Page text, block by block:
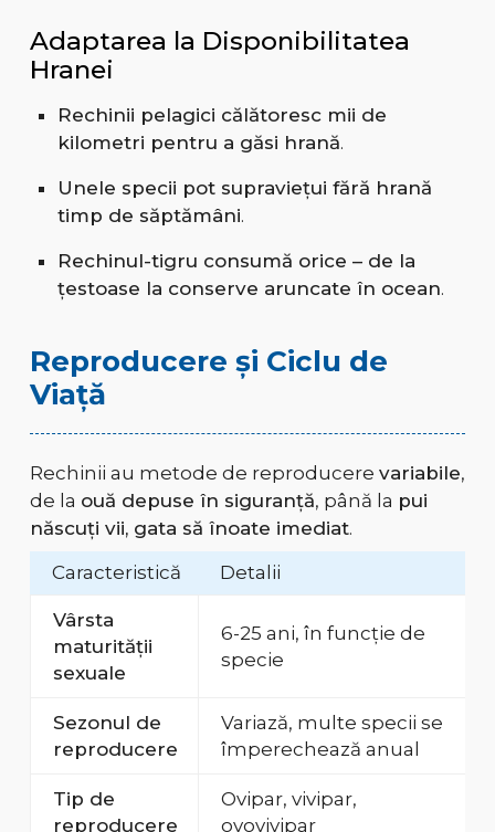
Adaptarea la Disponibilitatea
Hranei
Rechinii pelagici călătoresc mii de
kilometri pentru a găsi hrană.
Unele specii pot supraviețui fără hrană
timp de săptămâni.
Rechinul-tigru consumă orice – de la
țestoase la conserve aruncate în ocean.
Reproducere și Ciclu de
Viață
Rechinii au metode de reproducere variabile,
de la ouă depuse în siguranță, până la pui
născuți vii, gata să înoate imediat.
Caracteristică
Detalii
Vârsta
maturității
sexuale
6-25 ani, în funcție de
specie
Sezonul de
reproducere
Variază, multe specii se
împerechează anual
Tip de
reproducere
Ovipar, vivipar,
ovovivipar